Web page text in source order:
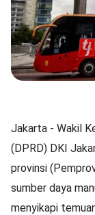
Jakarta - Wakil
(DPRD) DKI
provinsi
sumber daya
menyikapi